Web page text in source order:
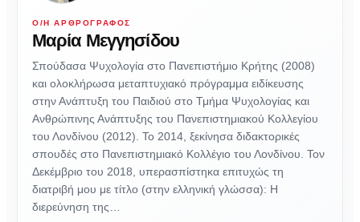
Ο/Η ΑΡΘΡΟΓΡΆΦΟΣ
Μαρία Μεγγησίδου
Σπούδασα Ψυχολογία στο Πανεπιστήμιο Κρήτης (2008)
και ολοκλήρωσα μεταπτυχιακό πρόγραμμα ειδίκευσης
στην Ανάπτυξη του Παιδιού στο Τμήμα Ψυχολογίας και
Ανθρώπινης Ανάπτυξης του Πανεπιστημιακού Κολλεγίου
του Λονδίνου (2012). Το 2014, ξεκίνησα διδακτορικές
σπουδές στο Πανεπιστημιακό Κολλέγιο του Λονδίνου. Τον
Δεκέμβριο του 2018, υπερασπίστηκα επιτυχώς τη
διατριβή μου με τίτλο (στην ελληνική γλώσσα): Η
διερεύνηση της…